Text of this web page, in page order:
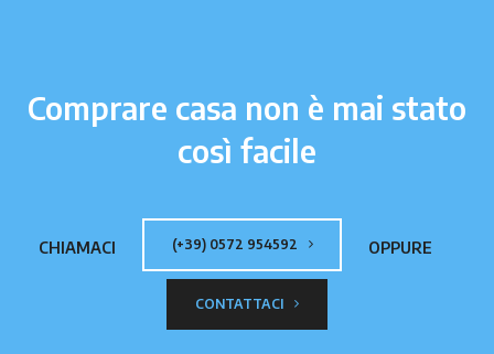
Comprare casa non è mai stato
così facile
CHIAMACI (+39) 0572 954592 OPPURE
CONTATTACI